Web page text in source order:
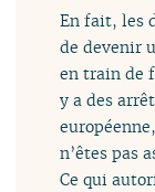
En fait, les
de devenir
en train de
y a des
n’êtes pas
Ce qui